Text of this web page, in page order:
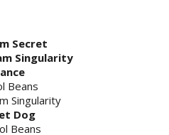
Secret
Singularity
Beans
Singularity
Dog
Beans